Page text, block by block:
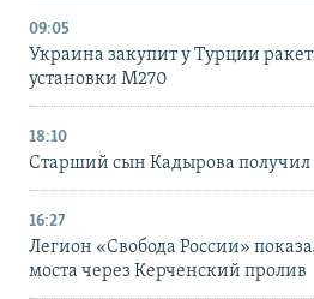
09:05
Украина закупит у Турции
установки M270
18:10
Старший сын Кадырова получил
16:27
Легион «Свобода России»
моста через Керченский пролив